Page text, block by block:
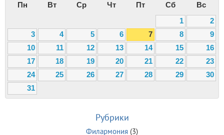
Пн Вт Ср Чт Пт Сб
Вс
1
2
3
4 5 6 7 8
9
10
11 12 13 14 15
16
17
18 19 20 21 22
23
24
25 26 27 28 29
30
31
Рубрики
Филармония (3)